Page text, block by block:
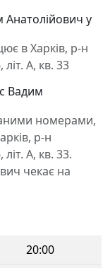
Анатолійович у
в Харків, р-н
А, кв. 33
Вадим
номерами,
р-н
А, кв. 33.
чекає на
20:00